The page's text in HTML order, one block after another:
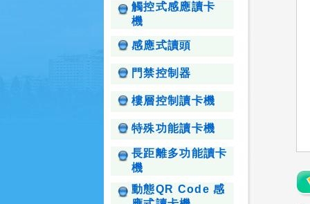
觸控式感應讀卡
機
感應式讀頭
門禁控制器
樓層控制讀卡機
特殊功能讀卡機
長距離多功能讀卡
機
動態QR Code 感